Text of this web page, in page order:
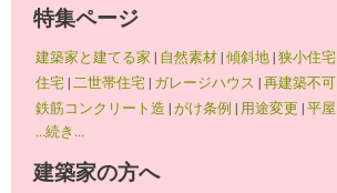
特集ページ
建築家と建てる家 | 自然素材|傾斜地|狭小住宅
住宅|二世帯住宅| ガレージハウス |再建築不可
鉄筋コンクリート造 |がけ条例 | 用途変更 |平屋
...続き...
建築家の方へ